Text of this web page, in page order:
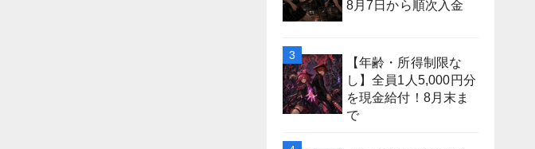
8月7日から順次入金
【年齢・所得制限な
し】全員1人5,000円分
を現金給付！8月末ま
で